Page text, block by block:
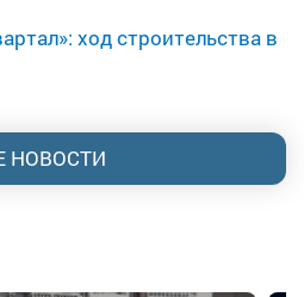
ход строительства в
НОВОСТИ